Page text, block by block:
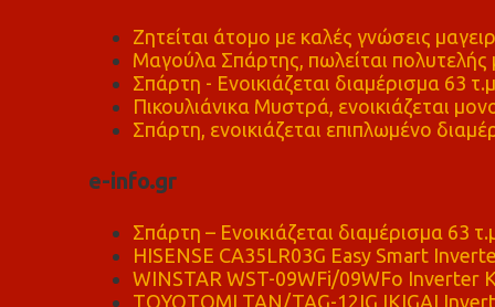
Ζητείται άτομο με καλές γνώσεις
Μαγούλα Σπάρτης, πωλείται πολυτελής
Σπάρτη - Ενοικιάζεται διαμέρισμα 63 τ.μ
Πικουλιάνικα Μυστρά, ενοικιάζεται
Σπάρτη, ενοικιάζεται επιπλωμένο
e-info.gr
Σπάρτη – Ενοικιάζεται διαμέρισμα 63
HISENSE CA35LR03G Easy Smart
WINSTAR WST-09WFi/09WFo Inverter
TOYOTOMI TAN/TAG-12IG IKIGAI